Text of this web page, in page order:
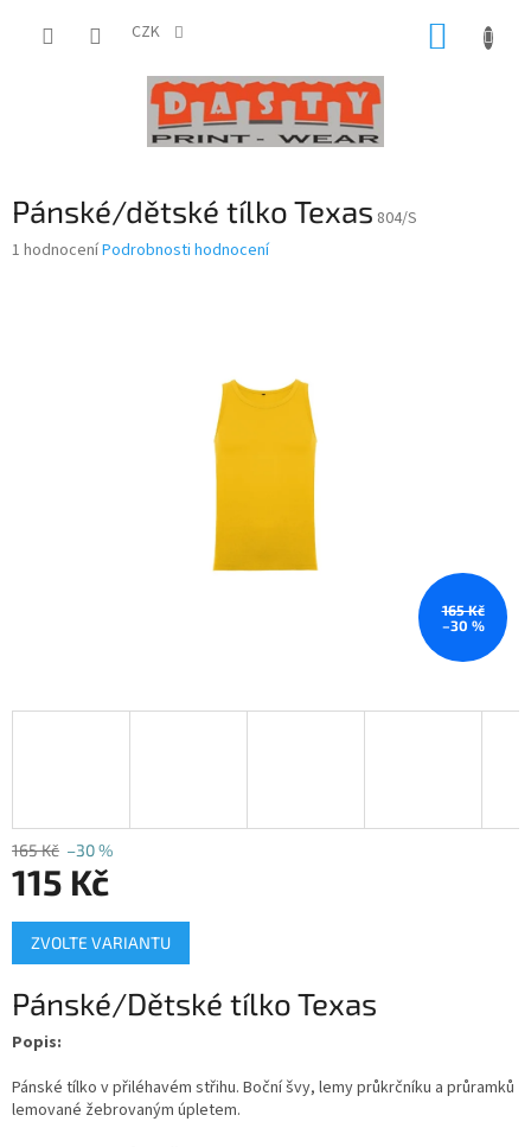
CZK
Pánské/dětské tílko Texas 804/S
Průměrné
1 hodnoceníPodrobnosti hodnocení
165 Kč
–30 %
165 Kč –30 %
115 Kč
Měrná
cena:
ZVOLTE VARIANTU
Pánské/Dětské tílko Texas
Popis:
Pánské tílko v přiléhavém střihu. Boční švy, lemy průkrčníku a průramků
lemované žebrovaným úpletem.